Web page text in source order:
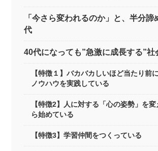
「今さら変われるのか」と、半分諦
代
40代になっても”急激に成長する”社
【特徴１】バカバカしいほど当たり前
ノウハウを実践している
【特徴2】人に対する「心の姿勢」を
ら始めている
【特徴3】学習仲間をつくっている